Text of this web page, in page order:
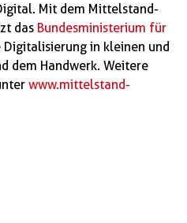
Mit dem Mittelstand-
das Bundesministerium für
Digitalisierung in kleinen und
dem Handwerk. Weitere
www.mittelstand-